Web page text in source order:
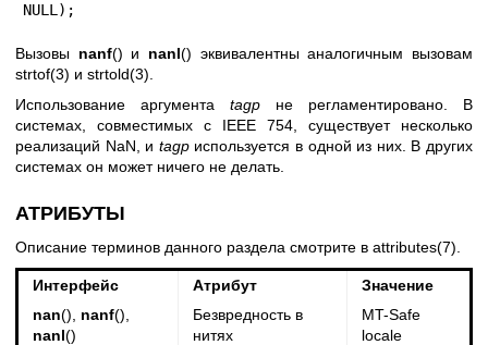
NULL);
Вызовы nanf() и nanl() эквивалентны аналогичным вызовам
strtof(3) и strtold(3).
Использование аргумента tagp не регламентировано. В
системах, совместимых с IEEE 754, существует несколько
реализаций NaN, и tagpиспользуется в одной из них. В других
системах он может ничего не делать.
АТРИБУТЫ
Описание терминов данного раздела смотрите в attributes(7)
Интерфейс Атрибут
Значение
nan(), nanf(),
nanl()
Безвредность в
нитях
MT-Safe
locale